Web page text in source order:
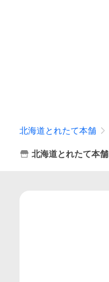
北海道とれたて本舗
北海道とれたて本舗